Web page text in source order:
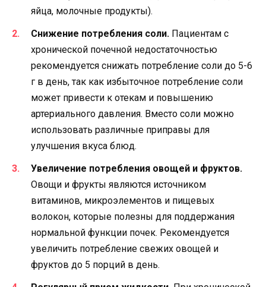
яйца, молочные продукты).
Снижение потребления соли. Пациентам с
хронической почечной недостаточностью
рекомендуется снижать потребление соли до 5-6
г в день, так как избыточное потребление соли
может привести к отекам и повышению
артериального давления. Вместо соли можно
использовать различные приправы для
улучшения вкуса блюд.
Увеличение потребления овощей и фруктов.
Овощи и фрукты являются источником
витаминов, микроэлементов и пищевых
волокон, которые полезны для поддержания
нормальной функции почек. Рекомендуется
увеличить потребление свежих овощей и
фруктов до 5 порций в день.